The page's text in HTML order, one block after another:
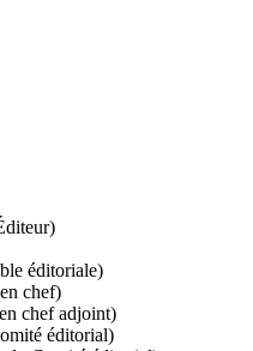
éditoriale)
chef)
chef adjoint)
éditorial)